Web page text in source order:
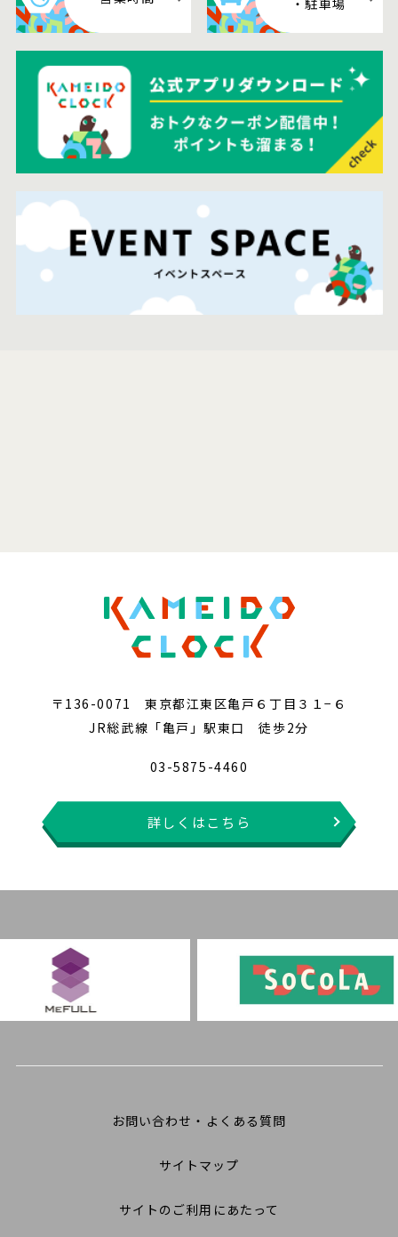
〒136-0071 東京都江東区亀戸６丁目３１−６
JR総武線「亀戸」駅東口 徒歩2分
03-5875-4460
詳しくはこちら
お問い合わせ・よくある質問
サイトマップ
サイトのご利用にあたって